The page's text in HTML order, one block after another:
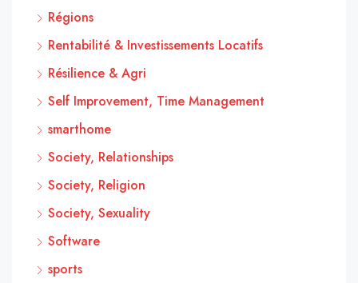
Régions
Rentabilité & Investissements Locatifs
Résilience & Agri
Self Improvement, Time Management
smarthome
Society, Relationships
Society, Religion
Society, Sexuality
Software
sports